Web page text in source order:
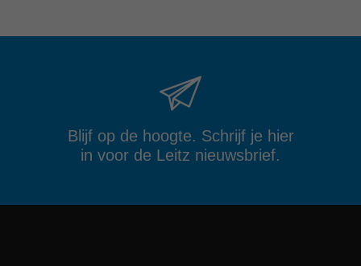
Blijf op de hoogte. Schrijf je hier
in voor de Leitz nieuwsbrief.